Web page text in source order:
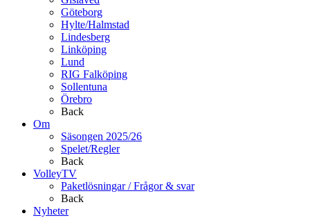
Göteborg
Hylte/Halmstad
Lindesberg
Linköping
Lund
RIG Falköping
Sollentuna
Örebro
Back
Om
Säsongen 2025/26
Spelet/Regler
Back
VolleyTV
Paketlösningar / Frågor & svar
Back
Nyheter